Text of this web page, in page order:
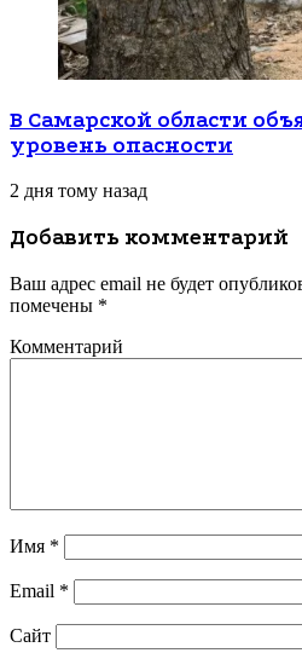
В Самарской области
уровень опасности
2 дня тому назад
Добавить комментарий
Ваш адрес email не будет
помечены *
Комментарий
Имя *
Email *
Сайт